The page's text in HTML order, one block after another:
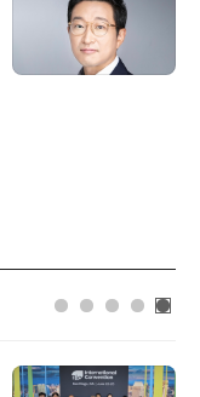
씨앤에프